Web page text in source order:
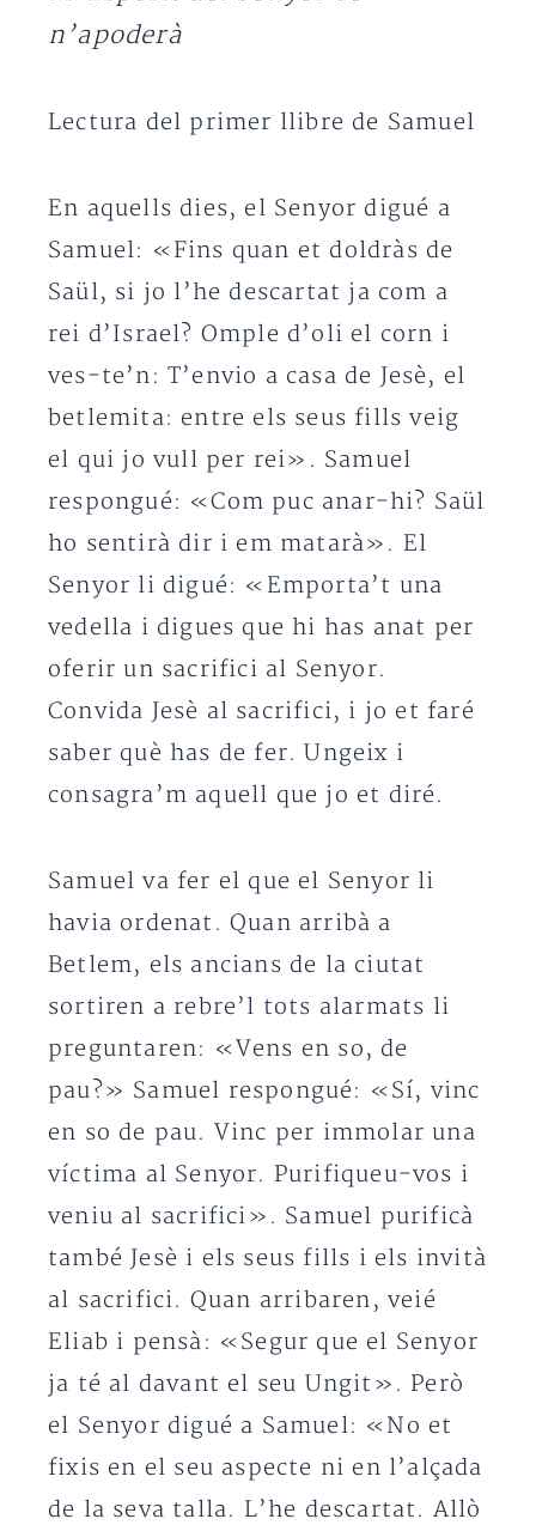
n’apoderà
Lectura del primer llibre de Samuel
En aquells dies, el Senyor digué a
Samuel: «Fins quan et doldràs de
Saül, si jo l’he descartat ja com a
rei d’Israel? Omple d’oli el corn i
ves-te’n: T’envio a casa de Jesè, el
betlemita: entre els seus fills veig
el qui jo vull per rei». Samuel
respongué: «Com puc anar-hi? Saül
ho sentirà dir i em matarà». El
Senyor li digué: «Emporta’t una
vedella i digues que hi has anat per
oferir un sacrifici al Senyor.
Convida Jesè al sacrifici, i jo et faré
saber què has de fer. Ungeix i
consagra’m aquell que jo et diré.
Samuel va fer el que el Senyor li
havia ordenat. Quan arribà a
Betlem, els ancians de la ciutat
sortiren a rebre’l tots alarmats li
preguntaren: «Vens en so, de
pau?» Samuel respongué: «Sí, vinc
en so de pau. Vinc per immolar una
víctima al Senyor. Purifiqueu-vos i
veniu al sacrifici». Samuel purificà
també Jesè i els seus fills i els invità
al sacrifici. Quan arribaren, veié
Eliab i pensà: «Segur que el Senyor
ja té al davant el seu Ungit». Però
el Senyor digué a Samuel: «No et
fixis en el seu aspecte ni en l’alçada
de la seva talla. L’he descartat. Allò